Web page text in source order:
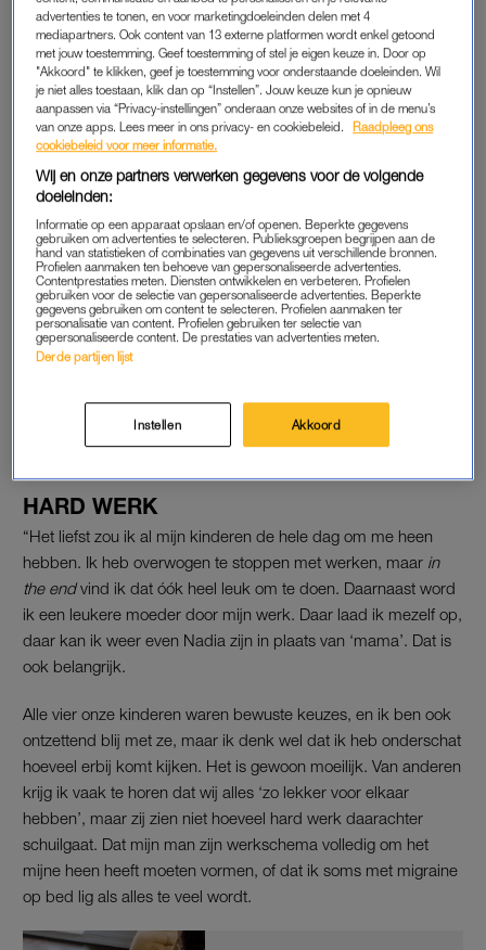
Toch voel ik elke dag een enorm schuldgevoel, vooral als ik zie
dat de kinderen het jammer vinden als ik ’s ochtends de
voordeur achter me dichttrek. Als ik de jongste een keer meer
aandacht geef, ben ik bang dat de oudste zich gepasseerd
voelt en andersom. Het voelt alsof ik in een soort spagaat zit.
Ik wil alle ballen hooghouden, ervoor zorgen dat ze na school
ook nog leuk kunnen sporten en met vriendjes af kunnen
spreken, maar het is zó veel. En er mislukt altijd wel iets, hoe
klein ook, waar ik dan meteen een rotgevoel aan overhoud.”
Arianne (36) over het
moederschap: ‘Ik dacht: geef
HARD WERK
“Het liefst zou ik al mijn kinderen de hele dag om me heen
hebben. Ik heb overwogen te stoppen met werken, maar in
the endvind ik dat óók heel leuk om te doen. Daarnaast word
ik een leukere moeder door mijn werk. Daar laad ik mezelf op,
daar kan ik weer even Nadia zijn in plaats van ‘mama’. Dat is
ook belangrijk.
Alle vier onze kinderen waren bewuste keuzes, en ik ben ook
ontzettend blij met ze, maar ik denk wel dat ik heb onderschat
hoeveel erbij komt kijken. Het is gewoon moeilijk. Van anderen
krijg ik vaak te horen dat wij alles ‘zo lekker voor elkaar
hebben’, maar zij zien niet hoeveel hard werk daarachter
schuilgaat. Dat mijn man zijn werkschema volledig om het
mijne heen heeft moeten vormen, of dat ik soms met migraine
op bed lig als alles te veel wordt.
advertenties te tonen, en voor marketingdoeleinden delen met 4
mediapartners. Ook content van 13 externe platformen wordt enkel getoond
met jouw toestemming. Geef toestemming of stel je eigen keuze in. Door op
"Akkoord" te klikken, geef je toestemming voor onderstaande doeleinden. Wil
je niet alles toestaan, klik dan op “Instellen”. Jouw keuze kun je opnieuw
aanpassen via “Privacy-instellingen” onderaan onze websites of in de menu’s
van onze apps. Lees meer in ons privacy- en cookiebeleid.
Raadpleeg ons
cookiebeleid voor meer informatie.
Wij en onze partners verwerken gegevens voor de volgende
doeleinden:
Informatie op een apparaat opslaan en/of openen. Beperkte gegevens
gebruiken om advertenties te selecteren. Publieksgroepen begrijpen aan de
hand van statistieken of combinaties van gegevens uit verschillende bronnen.
Profielen aanmaken ten behoeve van gepersonaliseerde advertenties.
Contentprestaties meten. Diensten ontwikkelen en verbeteren. Profielen
gebruiken voor de selectie van gepersonaliseerde advertenties. Beperkte
gegevens gebruiken om content te selecteren. Profielen aanmaken ter
personalisatie van content. Profielen gebruiken ter selectie van
gepersonaliseerde content. De prestaties van advertenties meten.
Derde partijen lijst
Instellen Akkoord